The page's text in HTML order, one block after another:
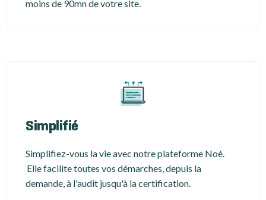
moins de 90mn de votre site.
Simplifié
Simplifiez-vous la vie avec notre plateforme Noé.
Elle facilite toutes vos démarches, depuis la
demande, à l'audit jusqu'à la certification.